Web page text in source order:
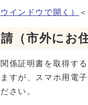
ウインドウで開く）
（市外にお
係証明書を取得す
すが、スマホ用電
さい。